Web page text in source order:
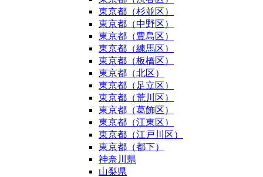
東京都（杉並区）
東京都（中野区）
東京都（豊島区）
東京都（練馬区）
東京都（板橋区）
東京都（北区）
東京都（足立区）
東京都（荒川区）
東京都（葛飾区）
東京都（江東区）
東京都（江戸川区）
東京都（都下）
神奈川県
山梨県